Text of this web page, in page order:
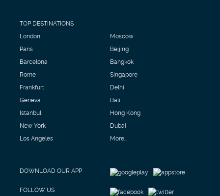
TOP DESTINATIONS
London
Paris
Barcelona
Rome
Frankfurt
Geneva
Istanbul
New York
Los Angeles
Moscow
Beijing
Bangkok
Singapore
Delhi
Bali
Hong Kong
Dubai
More...
DOWNLOAD OUR APP
FOLLOW US